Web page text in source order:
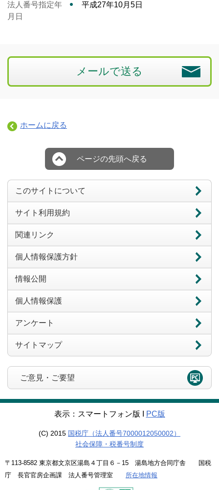
法人番号指定年
月日
平成27年10月5日
メールで送る
ホームに戻る
ページの先頭へ戻る
このサイトについて
サイト利用規約
関連リンク
個人情報保護方針
情報公開
個人情報保護
アンケート
サイトマップ
ご意見・ご要望
表示：スマートフォン版 Ι PC版
(C) 2015 国税庁（法人番号7000012050002）
社会保障・税番号制度
〒113-8582 東京都文京区湯島４丁目６－15 湯島地方合同庁舎 国税
庁 長官官房企画課 法人番号管理室 所在地情報